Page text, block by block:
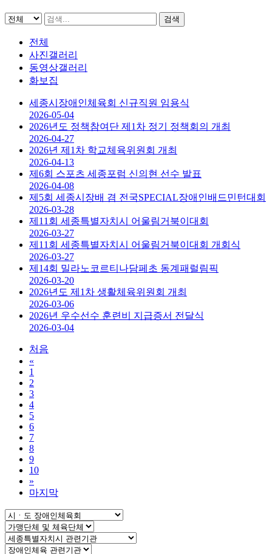
검색
전체
사진갤러리
동영상갤러리
화보집
세종시장애인체육회 신규직원 임용식
2026-05-04
2026년도 정책참여단 제1차 정기 정책회의 개최
2026-04-27
2026년 제1차 학교체육위원회 개최
2026-04-13
제6회 스포츠 세종포럼 신의현 선수 발표
2026-04-08
제5회 세종시장배 겸 전국SPECIAL장애인배드민턴대회
2026-03-28
제11회 세종특별자치시 어울림거북이대회
2026-03-27
제11회 세종특별자치시 어울림거북이대회 개회식
2026-03-27
제14회 밀라노코르티나담페초 동계패럴림픽
2026-03-20
2026년도 제1차 생활체육위원회 개최
2026-03-06
2026년 우수선수 훈련비 지급증서 전달식
2026-03-04
처음
«
1
2
3
4
5
6
7
8
9
10
»
마지막